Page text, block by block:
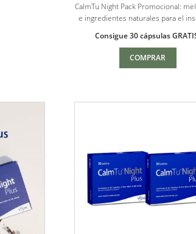
original
era:
$25.45.
actual
es:
CalmTu Night Pack Promocional:
e ingredientes naturales para el
Consigue 30 cápsulas
COMPRAR